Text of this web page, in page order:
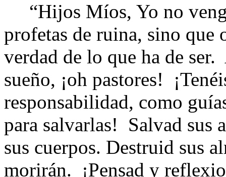
“Hijos Míos, Yo no
profetas de ruina, sino que
verdad de lo que ha de
sueño, ¡oh pastores!
responsabilidad, como
para salvarlas! Salvad sus
sus cuerpos. Destruid sus
morirán. ¡Pensad y